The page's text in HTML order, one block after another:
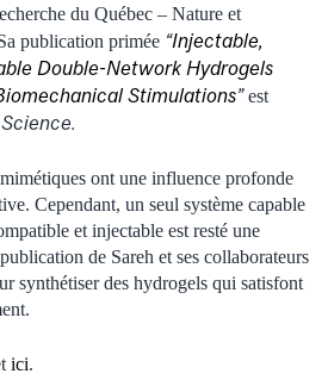
du Québec – Nature et
publication primée “Injectable,
Double-Network Hydrogels
Stimulations”est
ont une influence profonde
Cependant, un seul système capable
et injectable est resté une
de Sareh et ses collaborateurs
synthétiser des hydrogels qui satisfont
ici.